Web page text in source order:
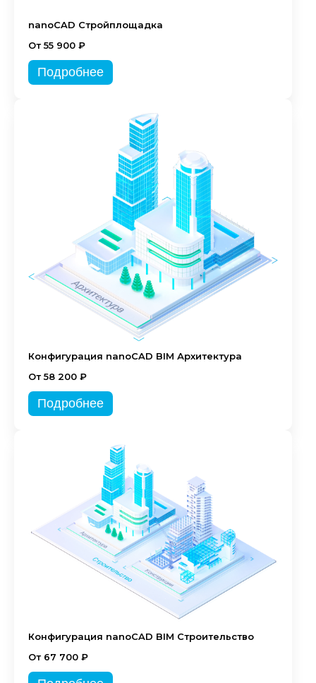
nanoCAD Стройплощадка
От 55 900 ₽
Подробнее
Конфигурация nanoCAD BIM Архитектура
От 58 200 ₽
Подробнее
Конфигурация nanoCAD BIM Строительство
От 67 700 ₽